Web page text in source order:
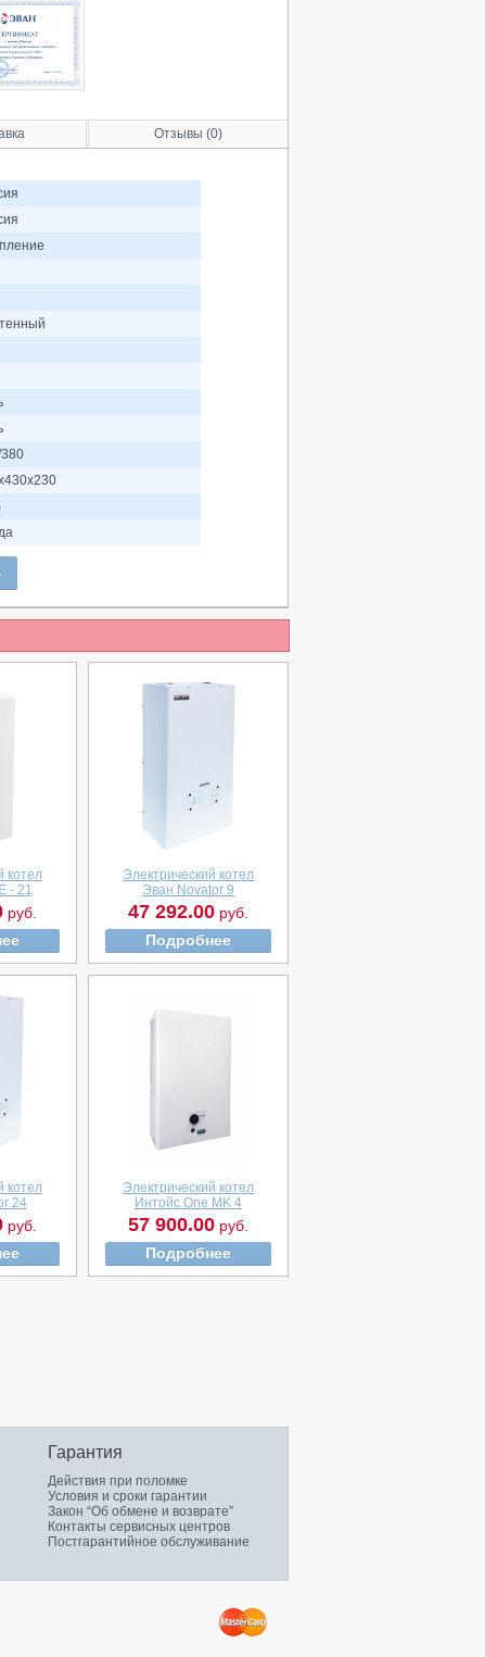
Отзывы (0)
котел
- 21
руб.
Электрический котел
Эван Novator 9
47 292.00 руб.
Подробнее
котел
24
руб.
Электрический котел
Интойс One MK 4
57 900.00 руб.
Подробнее
Гарантия
Действия при поломке
Условия и сроки гарантии
Закон “Об обмене и возврате”
Контакты сервисных центров
Постгарантийное обслуживание